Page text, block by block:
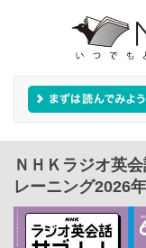
ＮＨＫラジオ英
レーニング2026